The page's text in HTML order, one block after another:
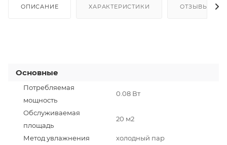
ОПИСАНИЕ ХАРАКТЕРИСТИКИ ОТЗЫВЫ
Основные
Потребляемая
мощность
0.08 Вт
Обслуживаемая
площадь
20 м2
Метод увлажнения
холодный пар